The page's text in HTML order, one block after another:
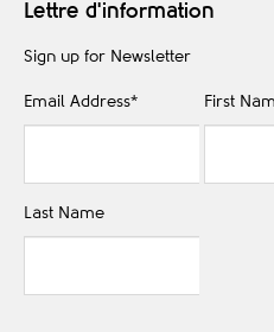
Lettre d'information
Sign up for Newsletter
Email Address* First
Last Name